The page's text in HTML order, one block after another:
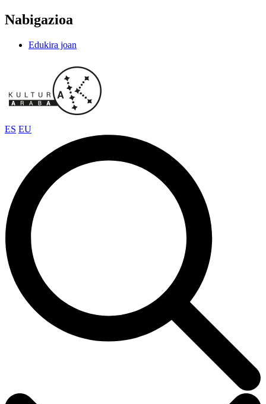
Nabigazioa
Edukira joan
ES EU